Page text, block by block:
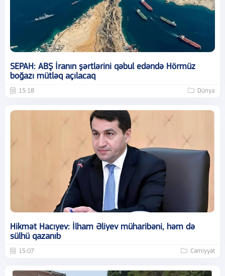
SEPAH: ABŞ İranın şərtlərini qəbul edəndə Hörmüz
boğazı mütləq açılacaq
15:18 Dünya
Hikmət Hacıyev: İlham Əliyev müharibəni, həm də
sülhü qazanıb
15:07 Cəmiyyət